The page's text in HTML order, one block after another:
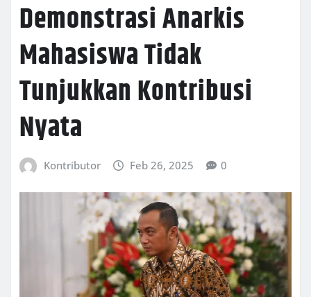
Demonstrasi Anarkis
Mahasiswa Tidak
Tunjukkan Kontribusi
Nyata
Kontributor Feb 26, 2025 0